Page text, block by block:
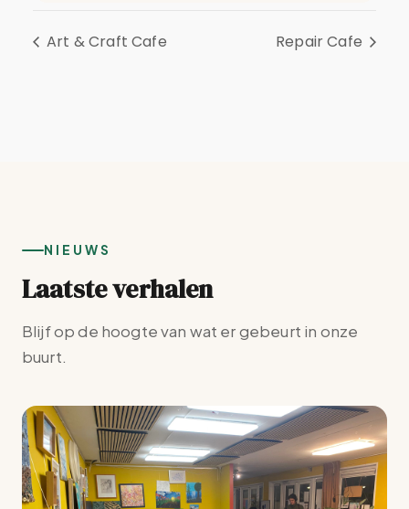
Art & Craft Cafe Repair Cafe
NIEUWS
Laatste verhalen
Blijf op de hoogte van wat er gebeurt in onze
buurt.